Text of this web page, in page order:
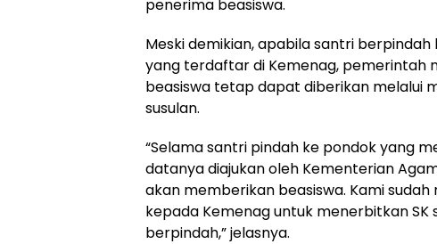
penerima beasiswa.
Meski demikian, apabila santri
yang terdaftar di Kemenag, pemerintah
beasiswa tetap dapat diberikan melalui
susulan.
“Selama santri pindah ke pondok yang
datanya diajukan oleh Kementerian
akan memberikan beasiswa. Kami
kepada Kemenag untuk menerbitkan SK
berpindah,” jelasnya.